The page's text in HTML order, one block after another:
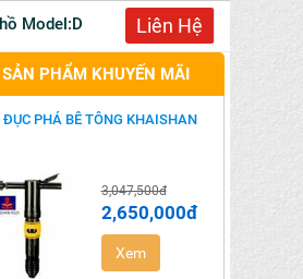
Model:DMY-100TLiên Hệ
SẢN PHẨM KHUYẾN MÃI
3,047,500đ
2,650,000đ
Xem